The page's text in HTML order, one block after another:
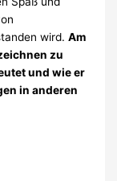
wird.Am
zu
und wie er
in anderen